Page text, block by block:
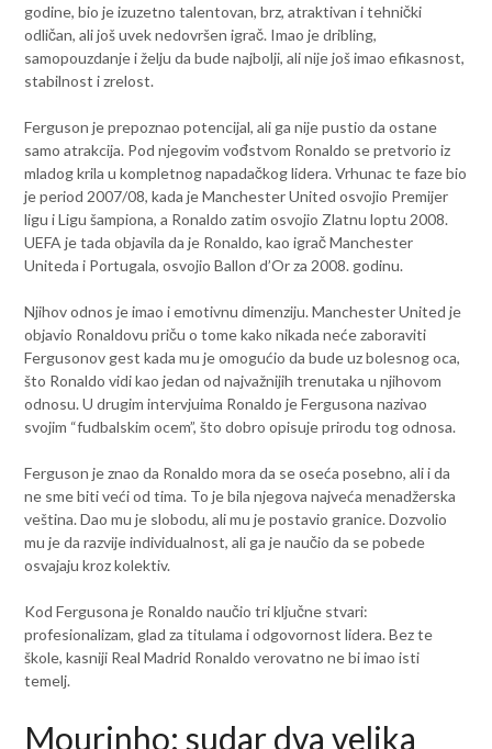
godine, bio je izuzetno talentovan, brz, atraktivan i tehnički
odličan, ali još uvek nedovršen igrač. Imao je dribling,
samopouzdanje i želju da bude najbolji, ali nije još imao efikasnost,
stabilnost i zrelost.
Ferguson je prepoznao potencijal, ali ga nije pustio da ostane
samo atrakcija. Pod njegovim vođstvom Ronaldo se pretvorio iz
mladog krila u kompletnog napadačkog lidera. Vrhunac te faze bio
je period 2007/08, kada je Manchester United osvojio Premijer
ligu i Ligu šampiona, a Ronaldo zatim osvojio Zlatnu loptu 2008.
UEFA je tada objavila da je Ronaldo, kao igrač Manchester
Uniteda i Portugala, osvojio Ballon d’Or za 2008. godinu.
Njihov odnos je imao i emotivnu dimenziju. Manchester United je
objavio Ronaldovu priču o tome kako nikada neće zaboraviti
Fergusonov gest kada mu je omogućio da bude uz bolesnog oca,
što Ronaldo vidi kao jedan od najvažnijih trenutaka u njihovom
odnosu. U drugim intervjuima Ronaldo je Fergusona nazivao
svojim “fudbalskim ocem”, što dobro opisuje prirodu tog odnosa.
Ferguson je znao da Ronaldo mora da se oseća posebno, ali i da
ne sme biti veći od tima. To je bila njegova najveća menadžerska
veština. Dao mu je slobodu, ali mu je postavio granice. Dozvolio
mu je da razvije individualnost, ali ga je naučio da se pobede
osvajaju kroz kolektiv.
Kod Fergusona je Ronaldo naučio tri ključne stvari:
profesionalizam, glad za titulama i odgovornost lidera. Bez te
škole, kasniji Real Madrid Ronaldo verovatno ne bi imao isti
temelj.
Mourinho: sudar dva velika